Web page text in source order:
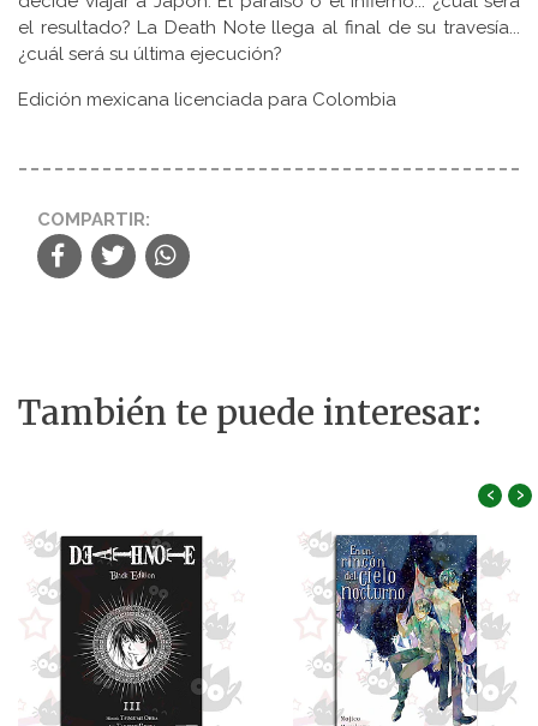
el resultado? La Death Note llega al final de su travesía...
¿cuál será su última ejecución?
Edición mexicana licenciada para Colombia
COMPARTIR:
También te puede interesar:
‹ ›